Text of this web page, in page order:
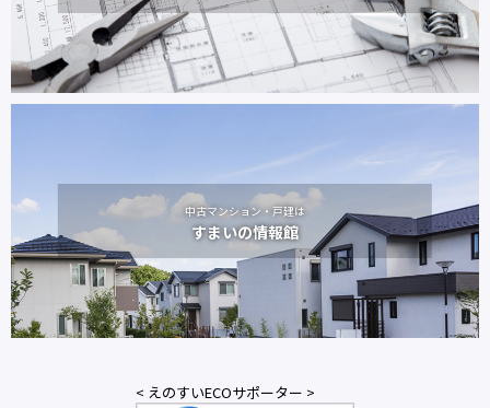
中古マンション・戸建は
すまいの情報館
< えのすいECOサポーター >